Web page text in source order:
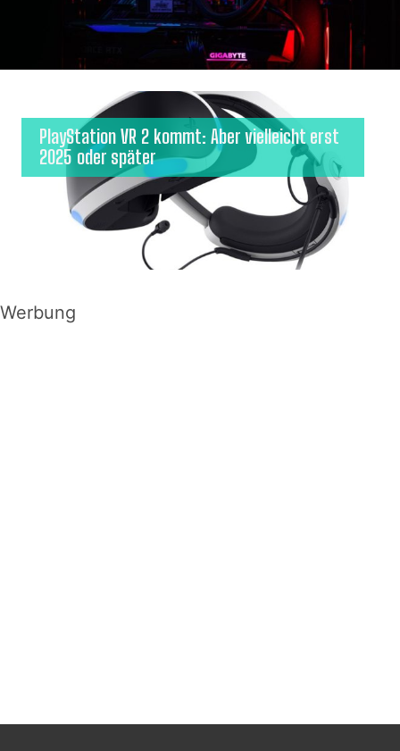
PlayStation VR 2 kommt: Aber vielleicht erst
2025 oder später
Werbung